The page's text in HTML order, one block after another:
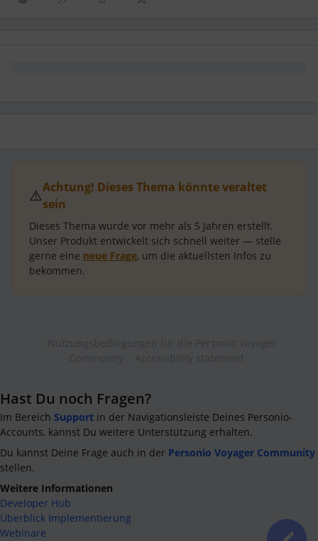
⚠️Achtung! Dieses Thema könnte veraltet
sein
Dieses Thema wurde vor mehr als 5 Jahren erstellt.
Unser Produkt entwickelt sich schnell weiter — stelle
gerne eine neue Frage, um die aktuellsten Infos zu
bekommen.
Hast Du noch Fragen?
Im Bereich Support in der Navigationsleiste Deines Personio-
Accounts, kannst Du weitere Unterstützung erhalten.
Du kannst Deine Frage auch in der Personio Voyager Community
stellen.
Weitere Informationen
Developer Hub
Überblick Implementierung
Webinare